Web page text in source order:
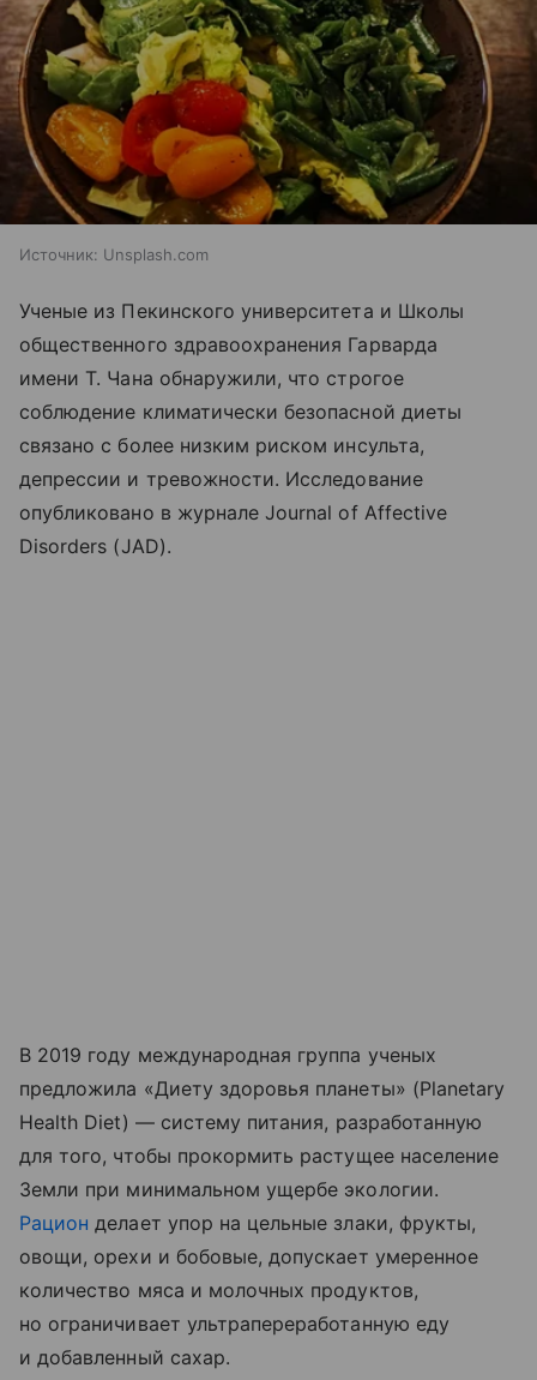
Источник: Unsplash.com
Ученые из Пекинского университета и Школы
общественного здравоохранения Гарварда
имени Т. Чана обнаружили, что строгое
соблюдение климатически безопасной диеты
связано с более низким риском инсульта,
депрессии и тревожности. Исследование
опубликовано в журнале Journal of Affective
Disorders (JAD).
В 2019 году международная группа ученых
предложила «Диету здоровья планеты» (Planetary
Health Diet) — систему питания, разработанную
для того, чтобы прокормить растущее население
Земли при минимальном ущербе экологии.
Рацион делает упор на цельные злаки, фрукты,
овощи, орехи и бобовые, допускает умеренное
количество мяса и молочных продуктов,
но ограничивает ультрапереработанную еду
и добавленный сахар.